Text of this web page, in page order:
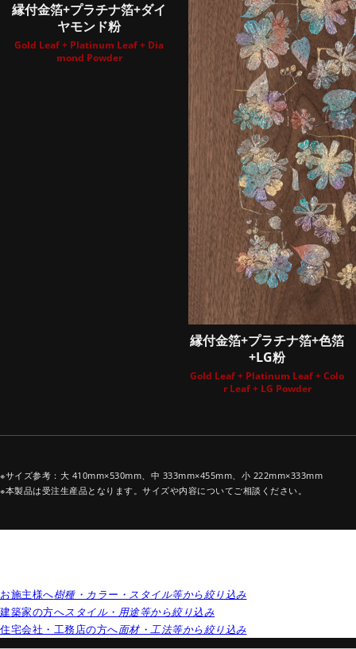
縁付金箔+プラチナ箔+ダイ
ヤモンド粉
Gold Leaf + Platinum Leaf + Dia
mond Powder
縁付金箔+プラチナ箔+色箔
+LG粉
Gold Leaf + Platinum Leaf + Colo
r Leaf + LG Powder
※サイズ参考：大 410mm×530mm、中 333mm×455mm、小 222mm×333mm
※本製品は受注生産品となります。サイズや内容についてご相談ください。
お施主様へ樹種・カラー・スタイル等から絞り込み
建築家の方へスタイル・用途等から絞り込み
住宅会社・工務店の方へ面材・工法等から絞り込み